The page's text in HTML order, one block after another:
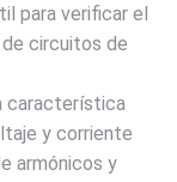
para verificar el
circuitos de
característica
y corriente
armónicos y